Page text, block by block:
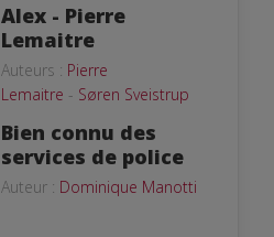
Alex - Pierre
Lemaitre
Auteurs : Pierre
Lemaitre - Søren Sveistrup
Bien connu des
services de police
Auteur : Dominique Manotti